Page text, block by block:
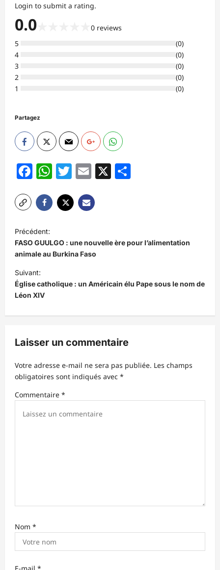
Login to submit a rating.
0.0 0 reviews
5
(0)
4
(0)
3
(0)
2
(0)
1
(0)
Partagez
Facebook
WhatsApp
Twitter
Email
X
N
a
v
i
g
a
t
o
n
d
’
Précédent:
FASO GUULGO : une nouvelle ère pour l’alimentation
animale au Burkina Faso
Suivant:
Église catholique : un Américain élu Pape sous le nom de
Léon XIV
Laisser un commentaire
Votre adresse e-mail ne sera pas publiée. Les champs
obligatoires sont indiqués avec *
Commentaire *
Nom *